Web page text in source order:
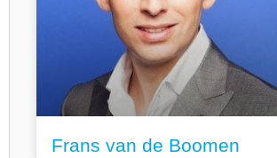
Frans van de Boomen